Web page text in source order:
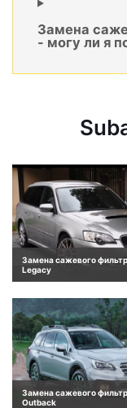
Замена
- могу ли я
Замена сажевого
Legacy
Замена сажевого
Outback